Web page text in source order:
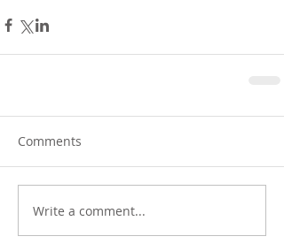
Comments
Write a comment...